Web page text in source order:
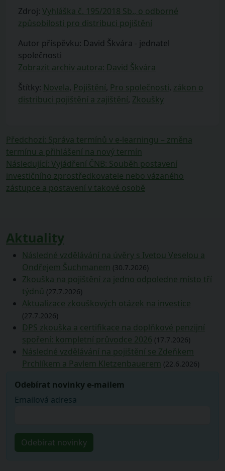
Zdroj: Vyhláška č. 195/2018 Sb., o odborné
způsobilosti pro distribuci pojištění
Autor příspěvku: David Škvára - jednatel
společnosti
Zobrazit archiv autora: David Škvára
Štítky: Novela, Pojištění, Pro společnosti, zákon o
distribuci pojištění a zajištění, Zkoušky
Navigace
pro
příspěvek
Předchozí: Předchozí
příspěvek:
Správa termínů v e-learningu – změna
termínu a přihlášení na nový termín
Následující: Následující
příspěvek:
Vyjádření ČNB: Souběh postavení
investičního zprostředkovatele nebo vázaného
zástupce a postavení v takové osobě
Aktuality
Následné vzdělávání na úvěry s Ivetou Veselou a
Ondřejem Šuchmanem (30.7.2026)
Zkouška na pojištění za jedno odpoledne místo tří
týdnů (27.7.2026)
Aktualizace zkouškových otázek na investice
(27.7.2026)
DPS zkouška a certifikace na doplňkové penzijní
spoření: kompletní průvodce 2026 (17.7.2026)
Následné vzdělávání na pojištění se Zdeňkem
Prchlíkem a Pavlem Kletzenbauerem (22.6.2026)
Odebírat novinky e-mailem
Emailová adresa